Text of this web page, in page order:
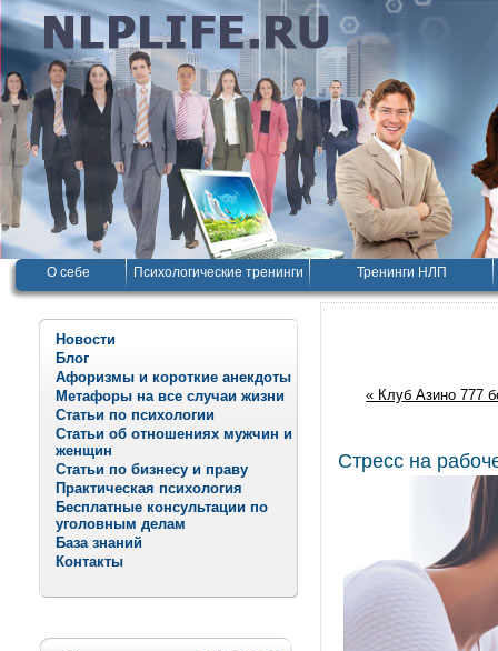
О себе Психологические тренинги Тренинги НЛП
Новости
Блог
Афоризмы и короткие анекдоты
Метафоры на все случаи жизни
Статьи по психологии
Статьи об отношениях мужчин и
женщин
Статьи по бизнесу и праву
Практическая психология
Бесплатные консультации по
уголовным делам
База знаний
Контакты
« Клуб Азино 777
Стресс на